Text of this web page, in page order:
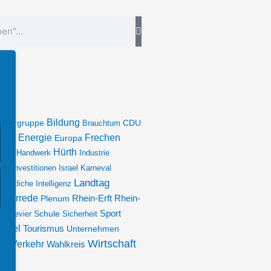
Bildung Brauchtum CDU
Energie Europa Frechen
Handwerk Hürth Industrie
Investitionen Israel Karneval
Künstliche Intelligenz Landtag
Plenum Rhein-Erft Rhein-
Revier Schule Sicherheit Sport
Tourismus Unternehmen
Verkehr Wahlkreis Wirtschaft